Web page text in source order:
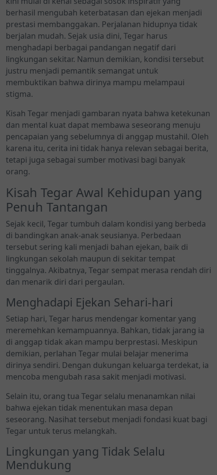
berhasil mengubah keterbatasan dan ejekan menjadi
prestasi membanggakan. Perjalanan hidupnya tidak
berjalan mudah. Sejak usia dini, Tegar harus
menghadapi berbagai pandangan negatif dari
lingkungan sekitar. Namun demikian, kondisi tersebut
justru menjadi pemantik semangat untuk
membuktikan bahwa dirinya mampu melampaui
stigma.
Kisah Tegar menjadi gambaran nyata bahwa ketekunan
dan mental kuat dapat membawa seseorang menuju
pencapaian yang sebelumnya di anggap mustahil. Oleh
karena itu, cerita ini tidak hanya relevan sebagai berita,
tetapi juga sebagai sumber motivasi bagi banyak
orang.
Kisah Tegar Awal Kehidupan yang
Penuh Tantangan
Sejak kecil, Tegar tumbuh dalam kondisi yang berbeda
di bandingkan anak-anak seusianya. Perbedaan
tersebut sering kali menjadi bahan ejekan, baik di
lingkungan sekolah maupun di sekitar tempat
tinggalnya. Akibatnya, Tegar sempat merasa rendah diri
dan menarik diri dari pergaulan.
Menghadapi Ejekan Sehari-hari
Setiap hari, Tegar harus mendengar komentar yang
meremehkan kemampuannya. Bahkan, tidak jarang ia
di anggap tidak akan mampu berprestasi. Meskipun
demikian, perlahan Tegar mulai belajar menerima
dirinya sendiri. Dengan dukungan keluarga terdekat, ia
mencoba mengubah rasa sakit menjadi motivasi.
Selain itu, orang tua Tegar selalu menanamkan nilai
bahwa ejekan tidak menentukan masa depan
seseorang. Nasihat tersebut menjadi fondasi kuat bagi
Tegar untuk terus melangkah.
Lingkungan yang Tidak Selalu
Mendukung